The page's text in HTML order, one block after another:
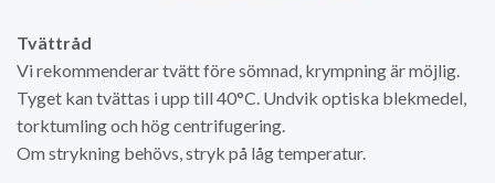
Tvättråd
Vi rekommenderar tvätt före sömnad, krympning är möjlig.
Tyget kan tvättas i upp till 40°C. Undvik optiska blekmedel,
torktumling och hög centrifugering.
Om strykning behövs, stryk på låg temperatur.